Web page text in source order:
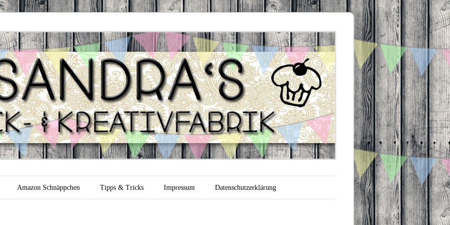
Backfabrik
Amazon Schnäppchen Tipps & Tricks Impressum Datenschutzerklärung